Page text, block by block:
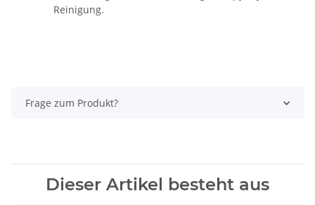
Reinigung.
Frage zum Produkt?
Dieser Artikel besteht aus